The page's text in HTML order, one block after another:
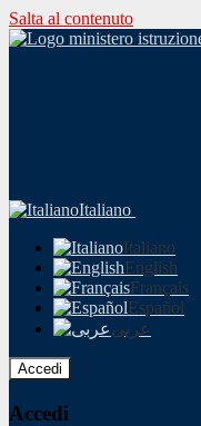
Salta al contenuto
Italiano
Italiano
English
Français
Español
عربى
Accedi
Accedi